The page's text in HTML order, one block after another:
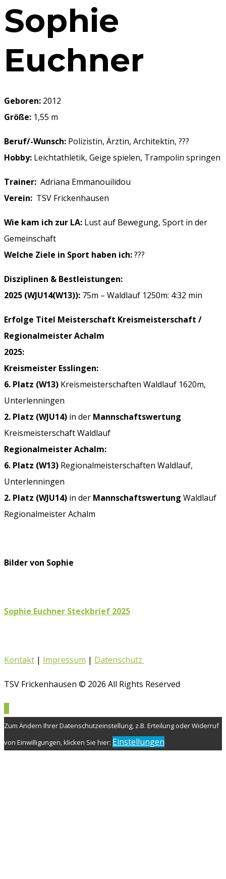
Sophie
Euchner
Geboren: 2012
Größe: 1,55 m
Beruf/-Wunsch: Polizistin, Ärztin, Architektin, ???
Hobby: Leichtathletik, Geige spielen, Trampolin springen
Trainer: Adriana Emmanouilidou
Verein: TSV Frickenhausen
Wie kam ich zur LA: Lust auf Bewegung, Sport in der
Gemeinschaft
Welche Ziele in Sport haben ich:???
Disziplinen & Bestleistungen:
2025 (WJU14(W13)): 75m – Waldlauf 1250m: 4:32 min
Erfolge Titel Meisterschaft Kreismeisterschaft /
Regionalmeister Achalm
2025:
Kreismeister Esslingen:
6. Platz (W13) Kreismeisterschaften Waldlauf 1620m,
Unterlenningen
2. Platz (WJU14) in der Mannschaftswertung
Kreismeisterschaft Waldlauf
Regionalmeister Achalm:
6. Platz (W13) Regionalmeisterschaften Waldlauf,
Unterlenningen
2. Platz (WJU14) in der Mannschaftswertung Waldlauf
Regionalmeister Achalm
Bilder von Sophie
Sophie Euchner Steckbrief 2025
Kontakt | Impressum | Datenschutz
TSV Frickenhausen © 2026 All Rights Reserved
Zum Ändern Ihrer Datenschutzeinstellung, z.B. Erteilung oder Widerruf
von Einwilligungen, klicken Sie hier: Einstellungen